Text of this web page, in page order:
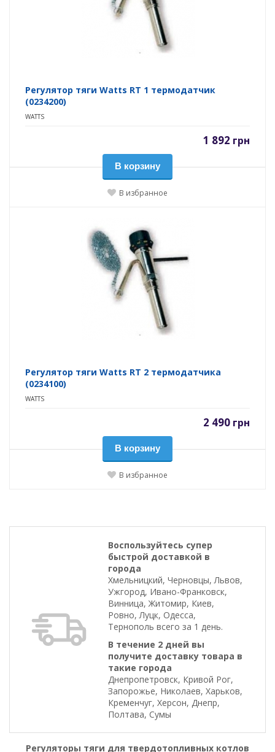
Регулятор тяги Watts RT 1 термодатчик
(0234200)
WATTS
1 892 грн
В корзину
В избранное
Регулятор тяги Watts RT 2 термодатчика
(0234100)
WATTS
2 490 грн
В корзину
В избранное
Воспользуйтесь супер
быстрой доставкой в
города
Хмельницкий, Черновцы, Львов,
Ужгород, Ивано-Франковск,
Винница, Житомир, Киев,
Ровно, Луцк, Одесса,
Тернополь всего за 1 день.
В течение 2 дней вы
получите доставку товара в
такие города
Днепропетровск, Кривой Рог,
Запорожье, Николаев, Харьков,
Кременчуг, Херсон, Днепр,
Полтава, Сумы
Регуляторы тяги для твердотопливных котлов